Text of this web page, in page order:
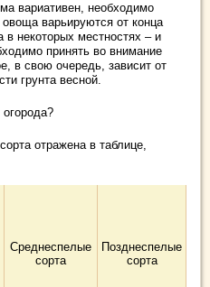
вариативен, необходимо
варьируются от конца
в некоторых местностях – и
принять во внимание
в свою очередь, зависит от
грунта весной.
огорода?
отражена в таблице,
Среднеспелые
сорта
Позднеспелые
сорта